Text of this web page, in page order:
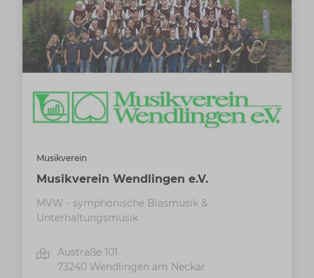
Musikverein
Musikverein Wendlingen e.V.
MVW - symphonische Blasmusik &
Unterhaltungsmusik
Austraße 101
73240 Wendlingen am Neckar